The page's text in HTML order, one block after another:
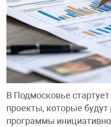
В Подмосковье
проекты, которые
программы